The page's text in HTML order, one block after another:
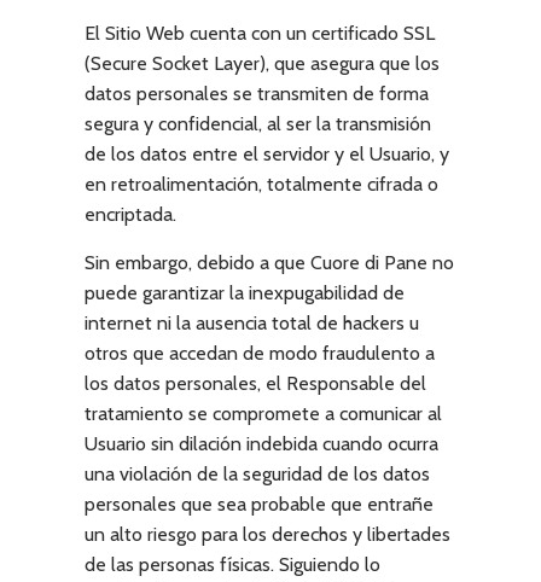
El Sitio Web cuenta con un certificado SSL
(Secure Socket Layer), que asegura que los
datos personales se transmiten de forma
segura y confidencial, al ser la transmisión
de los datos entre el servidor y el Usuario, y
en retroalimentación, totalmente cifrada o
encriptada.
Sin embargo, debido a que Cuore di Pane no
puede garantizar la inexpugabilidad de
internet ni la ausencia total de hackers u
otros que accedan de modo fraudulento a
los datos personales, el Responsable del
tratamiento se compromete a comunicar al
Usuario sin dilación indebida cuando ocurra
una violación de la seguridad de los datos
personales que sea probable que entrañe
un alto riesgo para los derechos y libertades
de las personas físicas. Siguiendo lo